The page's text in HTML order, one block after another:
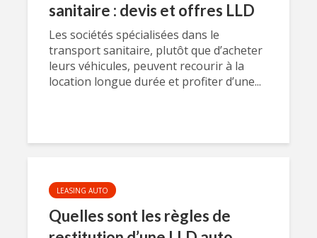
sanitaire : devis et offres LLD
Les sociétés spécialisées dans le
transport sanitaire, plutôt que d’acheter
leurs véhicules, peuvent recourir à la
location longue durée et profiter d’une...
LEASING AUTO
Quelles sont les règles de